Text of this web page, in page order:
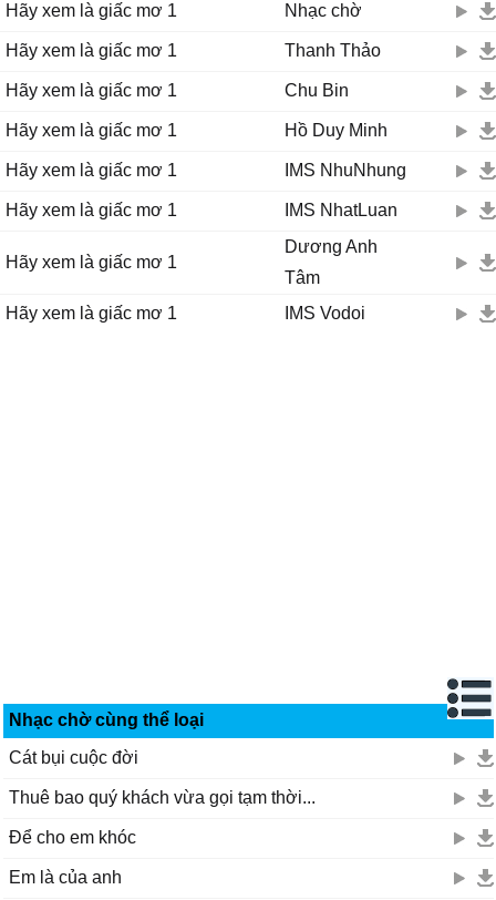
Hãy xem là giấc mơ 1 Nhạc chờ
Hãy xem là giấc mơ 1 Thanh Thảo
Hãy xem là giấc mơ 1 Chu Bin
Hãy xem là giấc mơ 1 Hồ Duy Minh
Hãy xem là giấc mơ 1 IMS NhuNhung
Hãy xem là giấc mơ 1 IMS NhatLuan
Hãy xem là giấc mơ 1
Dương Anh
Tâm
Hãy xem là giấc mơ 1
IMS Vodoi
Nhạc chờ cùng thể loại
Cát bụi cuộc đời
Thuê bao quý khách vừa gọi tạm thời...
Để cho em khóc
Em là của anh